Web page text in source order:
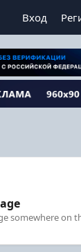
Вход
somewhere on